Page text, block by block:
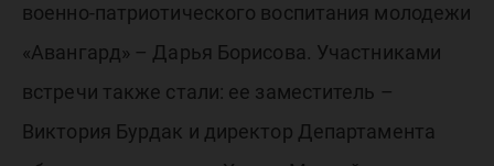
военно-патриотического воспитания молодежи
«Авангард» – Дарья Борисова. Участниками
встречи также стали: ее заместитель –
Виктория Бурдак и директор Департамента